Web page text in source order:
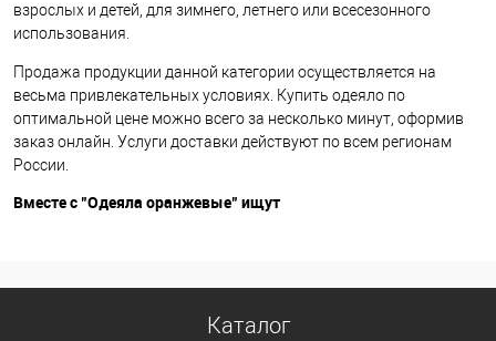
взрослых и детей, для зимнего, летнего или всесезонного
использования.
Продажа продукции данной категории осуществляется на
весьма привлекательных условиях. Купить одеяло по
оптимальной цене можно всего за несколько минут, оформив
заказ онлайн. Услуги доставки действуют по всем регионам
России.
Вместе с "Одеяла оранжевые" ищут
Каталог